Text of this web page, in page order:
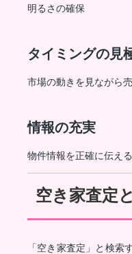
明るさの確保
タイミングの見
市場の動きを見ながら
情報の充実
物件情報を正確に伝え
空き家査定
「空き家査定」と検索